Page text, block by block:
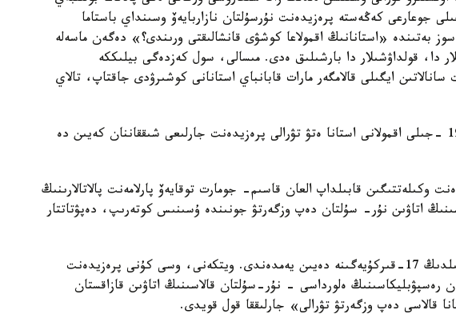
كەزدە ايتىلعان. 1994 -جىلى جوعارعى كەڭەستە پرەزيدەنت نۇرسۇلتان نازاربايەۆ وسىنداي باستاما
بەتىندە «استانانىڭ اقمولاعا كوشۋى قانشالىقتى ورىندى؟» دەگەن ماسەلە
دا، قولداۋشىلار دا بارشىلىق ەدى. مىسالى، سول كەزدەگى بيلىككە
سانالاتىن ايگىلى قالامگەر مارات قابانباي استانانى كوشىرۋدى جاقتاپ، تالاي
بۇل توڭىرەكتەگى پىكىرتالاس 1997 -جىلى اقمولانى استانا ەتۋ تۋرالى پرەزيدەنت جارلىعى شىققاننان كەيىن دە
پرەزيدەنت وكىلەتتىگىن قابىلداپ العان قاسىم- جومارت توقايەۆ پارلامەنت پالاتالارىنىڭ
اتاۋىن نۇر- سۇلتان دەپ وزگەرتۋ جونىندە ۇسىنىس كوتەرىپ، دەپۋتاتتار
قالا نۇر-سۇلتان اتاۋىن 2022 -جىلدىڭ 17-قىركۇيەگىنە دەيىن يەمدەندى. ويتكەنى، وسى كۇنى پرەزيدەنت
رەسپۋبليكاسىنىڭ ەلورداسى - نۇر-سۇلتان قالاسىنىڭ اتاۋىن قازاقستان
قالاسى دەپ وزگەرتۋ تۋرالى» جارلىققا قول قويدى.